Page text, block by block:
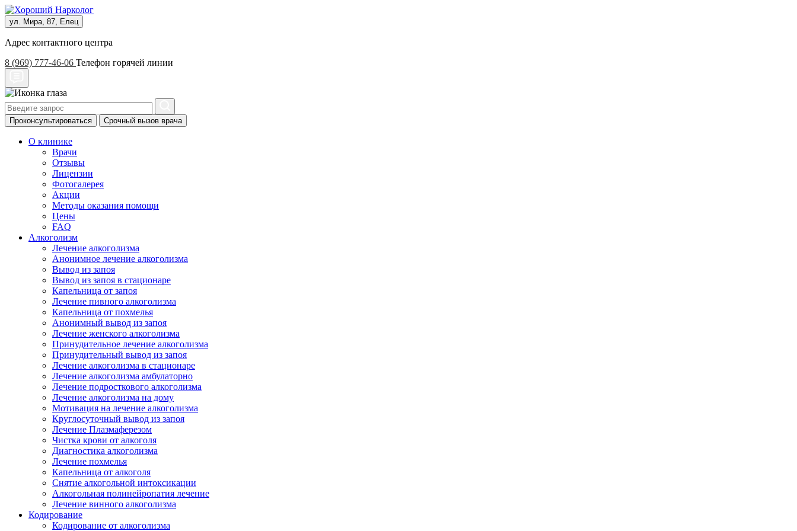
ул. Мира, 87, Елец
Адрес контактного центра
8 (969) 777-46-06 Телефон горячей линии
Проконсультироваться Срочный вызов врача
О клинике
Врачи
Отзывы
Лицензии
Фотогалерея
Акции
Методы оказания помощи
Цены
FAQ
Алкоголизм
Лечение алкоголизма
Анонимное лечение алкоголизма
Вывод из запоя
Вывод из запоя в стационаре
Капельница от запоя
Лечение пивного алкоголизма
Капельница от похмелья
Анонимный вывод из запоя
Лечение женского алкоголизма
Принудительное лечение алкоголизма
Принудительный вывод из запоя
Лечение алкоголизма в стационаре
Лечение алкоголизма амбулаторно
Лечение подросткового алкоголизма
Лечение алкоголизма на дому
Мотивация на лечение алкоголизма
Круглосуточный вывод из запоя
Лечение Плазмаферезом
Чистка крови от алкоголя
Диагностика алкоголизма
Лечение похмелья
Капельница от алкоголя
Снятие алкогольной интоксикации
Алкогольная полинейропатия лечение
Лечение винного алкоголизма
Кодирование
Кодирование от алкоголизма